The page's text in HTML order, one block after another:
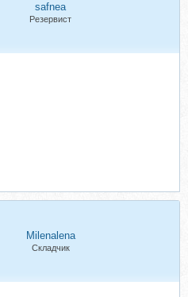
safnea
Резервист
Milenalena
Складчик